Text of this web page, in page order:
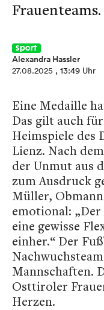
Frauenteams.
Sport
Alexandra Hassler
27.08.2025 , 13:49 Uhr
Eine Medaille
Das gilt auch
Heimspiele des
Lienz. Nach dem
der Unmut aus
zum Ausdruck
Müller,
emotional:
eine gewisse
einher.“ Der
Mannschaften.
Osttiroler
Herzen.